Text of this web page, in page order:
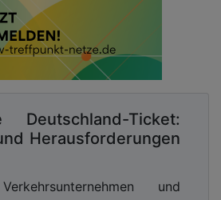
Ticket:
Herausforderungen
und